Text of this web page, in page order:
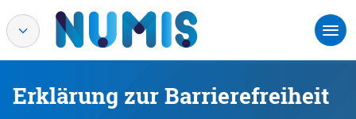
Erklärung zur Barrierefreiheit